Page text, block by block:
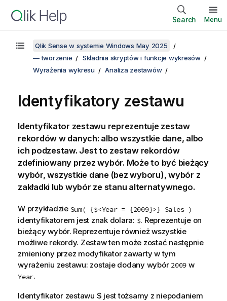
Search Menu
Qlik Sense w systemie Windows May 2025
— tworzenie
Składnia skryptów i funkcje wykresów
Wyrażenia wykresu
Analiza zestawów
Identyfikatory zestawu
Identyfikator zestawu reprezentuje zestaw
rekordów w danych: albo wszystkie dane, albo
ich podzestaw. Jest to zestaw rekordów
zdefiniowany przez wybór. Może to być bieżący
wybór, wszystkie dane (bez wyboru), wybór z
zakładki lub wybór ze stanu alternatywnego.
W przykładzie Sum( {$<Year = {2009}>} Sales )
identyfikatorem jest znak dolara: $. Reprezentuje on
bieżący wybór. Reprezentuje również wszystkie
możliwe rekordy. Zestaw ten może zostać następnie
zmieniony przez modyfikator zawarty w tym
wyrażeniu zestawu: zostaje dodany wybór 2009 w
Year.
Identyfikator zestawu $ jest tożsamy z niepodaniem